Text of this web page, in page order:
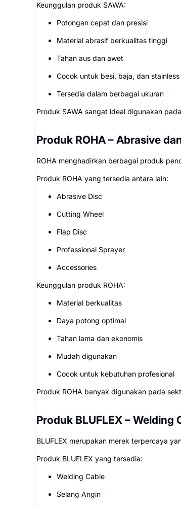
Keunggulan produk SAWA:
Potongan cepat dan presisi
Material abrasif berkualitas tinggi
Tahan aus dan awet
Cocok untuk besi, baja, dan
Tersedia dalam berbagai ukuran
Produk SAWA sangat ideal digunakan
Produk ROHA – Abrasive
ROHA menghadirkan berbagai produk
Produk ROHA yang tersedia antara lain:
Abrasive Disc
Cutting Wheel
Flap Disc
Professional Sprayer
Accessories
Keunggulan produk ROHA:
Material berkualitas
Daya potong optimal
Tahan lama dan ekonomis
Mudah digunakan
Cocok untuk kebutuhan profesional
Produk ROHA banyak digunakan pada
Produk BLUFLEX –
BLUFLEX merupakan merek terpercaya
Produk BLUFLEX yang tersedia:
Welding Cable
Selang Angin